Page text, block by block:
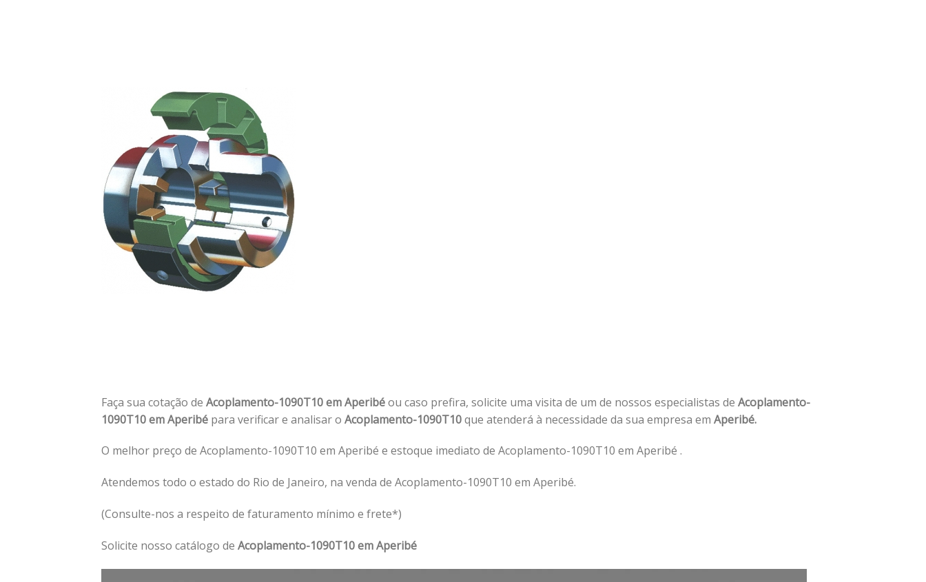
Faça sua cotação de Acoplamento-1090T10 em Aperibéou caso prefira, solicite uma visita de um de nossos especialistas de Acoplamento-
1090T10 em Aperibé para verificar e analisar o Acoplamento-1090T10que atenderá à necessidade da sua empresa em Aperibé.
O melhor preço de Acoplamento-1090T10 em Aperibé e estoque imediato de Acoplamento-1090T10 em Aperibé .
Atendemos todo o estado do Rio de Janeiro, na venda de Acoplamento-1090T10 em Aperibé.
(Consulte-nos a respeito de faturamento mínimo e frete*)
Solicite nosso catálogo de Acoplamento-1090T10 em Aperibé